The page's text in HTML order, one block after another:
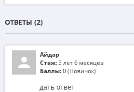
ОТВЕТЫ (2)
Айдар
Стаж:5 лет 6 месяцев
Баллы:0 (Новичок)
дать ответ